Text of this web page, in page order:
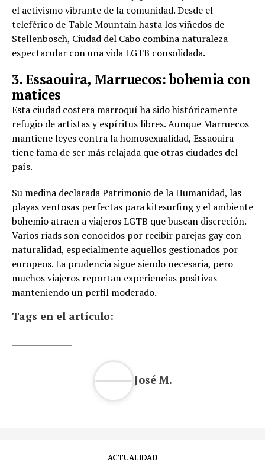
el activismo vibrante de la comunidad. Desde el
teleférico de Table Mountain hasta los viñedos de
Stellenbosch, Ciudad del Cabo combina naturaleza
espectacular con una vida LGTB consolidada.
3. Essaouira, Marruecos: bohemia con
matices
Esta ciudad costera marroquí ha sido históricamente
refugio de artistas y espíritus libres. Aunque Marruecos
mantiene leyes contra la homosexualidad, Essaouira
tiene fama de ser más relajada que otras ciudades del
país.
Su medina declarada Patrimonio de la Humanidad, las
playas ventosas perfectas para kitesurfing y el ambiente
bohemio atraen a viajeros LGTB que buscan discreción.
Varios riads son conocidos por recibir parejas gay con
naturalidad, especialmente aquellos gestionados por
europeos. La prudencia sigue siendo necesaria, pero
muchos viajeros reportan experiencias positivas
manteniendo un perfil moderado.
Tags en el artículo:
José M.
ACTUALIDAD